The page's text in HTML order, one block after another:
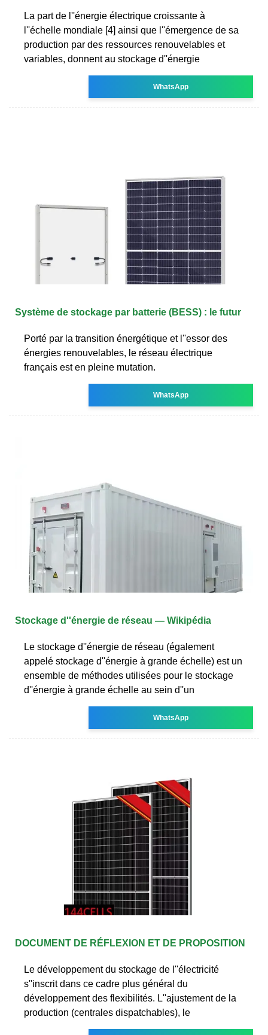
La part de l''énergie électrique croissante à
l''échelle mondiale [4] ainsi que l''émergence de sa
production par des ressources renouvelables et
variables, donnent au stockage d''énergie
WhatsApp
Système de stockage par batterie (BESS) : le futur
Porté par la transition énergétique et l''essor des
énergies renouvelables, le réseau électrique
français est en pleine mutation.
WhatsApp
Stockage d''énergie de réseau — Wikipédia
Le stockage d''énergie de réseau (également
appelé stockage d''énergie à grande échelle) est un
ensemble de méthodes utilisées pour le stockage
d''énergie à grande échelle au sein d''un
WhatsApp
DOCUMENT DE RÉFLEXION ET DE PROPOSITION
Le développement du stockage de l''électricité
s''inscrit dans ce cadre plus général du
développement des flexibilités. L''ajustement de la
production (centrales dispatchables), le